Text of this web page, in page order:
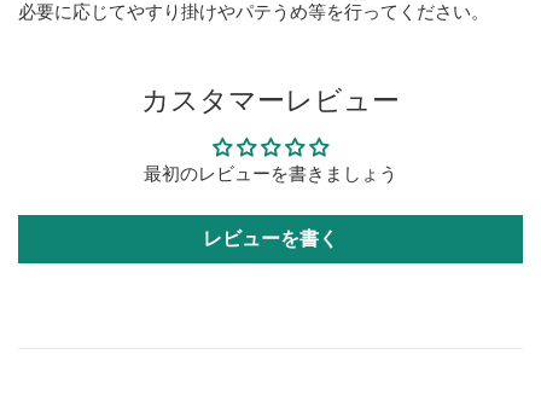
必要に応じてやすり掛けやパテうめ等を行ってください。
カスタマーレビュー
最初のレビューを書きましょう
レビューを書く